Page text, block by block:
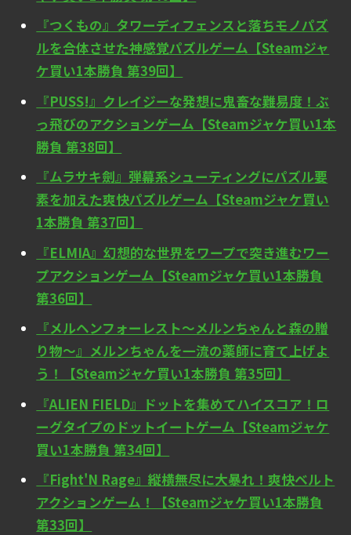
『つくもの』タワーディフェンスと落ちモノパズ
ルを合体させた神感覚パズルゲーム【Steamジャ
ケ買い1本勝負 第39回】
『PUSS!』クレイジーな発想に鬼畜な難易度！ぶ
っ飛びのアクションゲーム【Steamジャケ買い1本
勝負 第38回】
『ムラサキ劍』弾幕系シューティングにパズル要
素を加えた爽快パズルゲーム【Steamジャケ買い
1本勝負 第37回】
『ELMIA』幻想的な世界をワープで突き進むワー
プアクションゲーム【Steamジャケ買い1本勝負
第36回】
『メルヘンフォーレスト～メルンちゃんと森の贈
り物～』メルンちゃんを一流の薬師に育て上げよ
う！【Steamジャケ買い1本勝負 第35回】
『ALIEN FIELD』ドットを集めてハイスコア！ロ
ーグタイプのドットイートゲーム【Steamジャケ
買い1本勝負 第34回】
『Fight'N Rage』縦横無尽に大暴れ！爽快ベルト
アクションゲーム！【Steamジャケ買い1本勝負
第33回】